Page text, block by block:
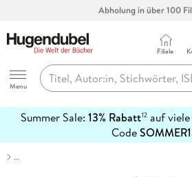
Abholung in über 100
Hugendubel
Menu
Filiale
Summer Sale: 13% Rabatt12auf viele
Code
erfahren
…